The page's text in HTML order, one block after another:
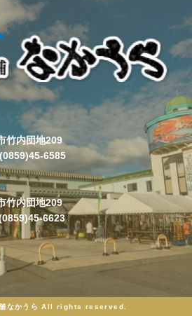
竹内団地209
6585
竹内団地209
6623
舗なかうら All rights reserved.